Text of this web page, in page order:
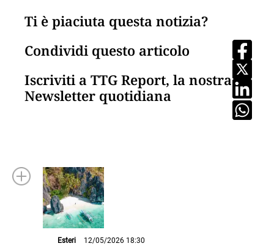
Ti è piaciuta questa notizia?
Condividi questo articolo
Iscriviti a TTG Report, la nostra
Newsletter quotidiana
Esteri 12/05/2026 18:30